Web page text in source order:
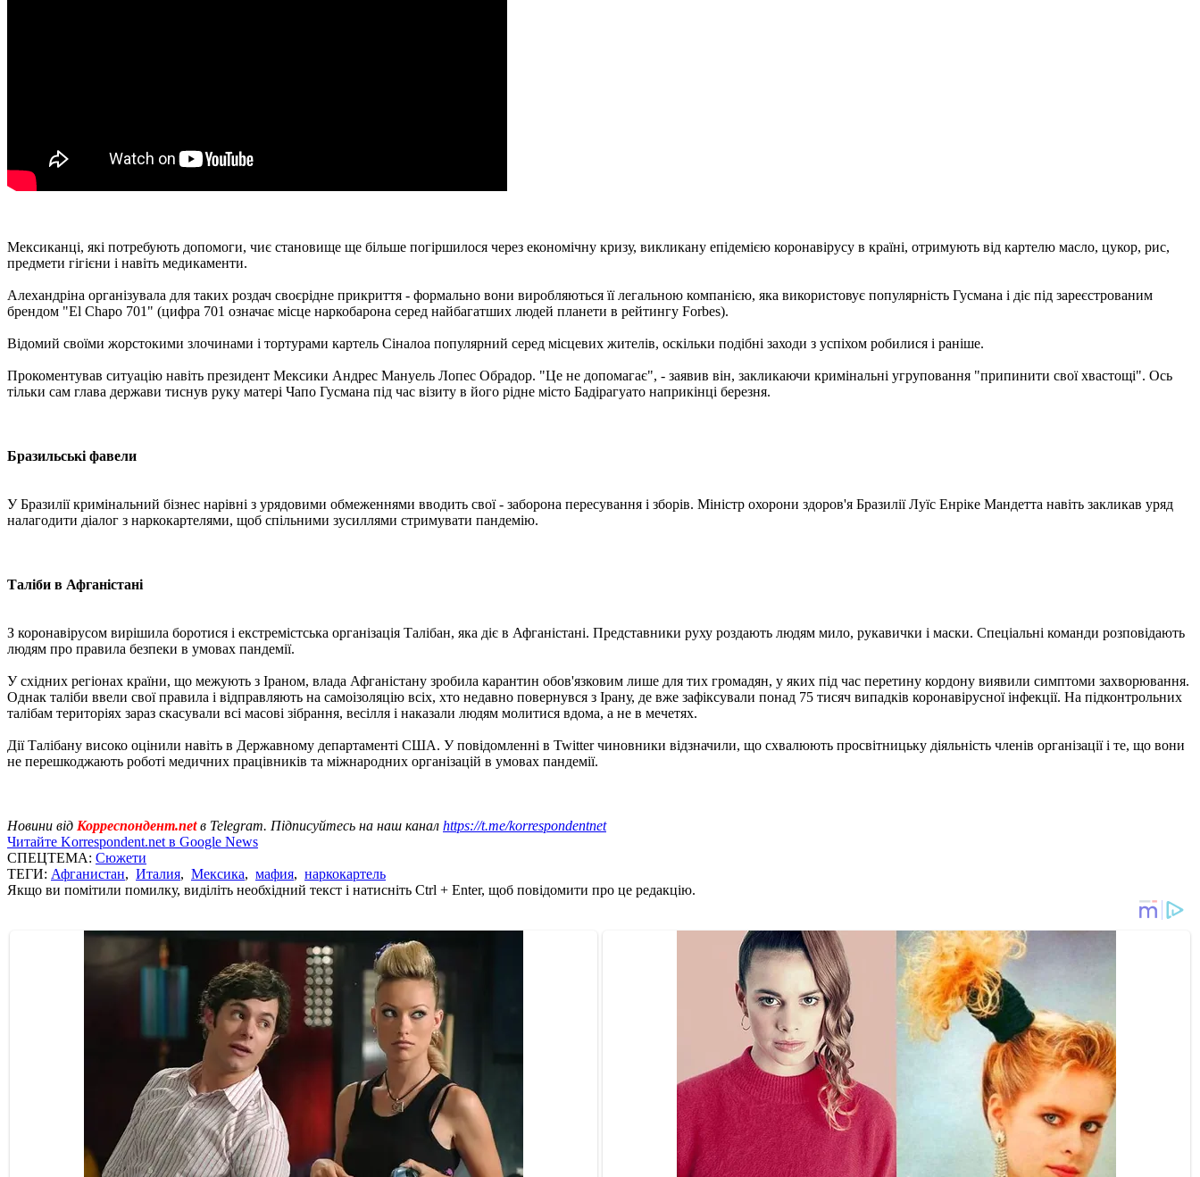
Мексиканці, які потребують допомоги, чиє становище ще більше погіршилося через економічну кризу, викликану епідемією коронавірусу в країні, отримують від картелю масло, цукор, рис,
предмети гігієни і навіть медикаменти.
Алехандріна організувала для таких роздач своєрідне прикриття - формально вони виробляються її легальною компанією, яка використовує популярність Гусмана і діє під зареєстрованим
брендом "El Chapo 701" (цифра 701 означає місце наркобарона серед найбагатших людей планети в рейтингу Forbes).
Відомий своїми жорстокими злочинами і тортурами картель Сіналоа популярний серед місцевих жителів, оскільки подібні заходи з успіхом робилися і раніше.
Прокоментував ситуацію навіть президент Мексики Андрес Мануель Лопес Обрадор. "Це не допомагає", - заявив він, закликаючи кримінальні угруповання "припинити свої хвастощі". Ось
тільки сам глава держави тиснув руку матері Чапо Гусмана під час візиту в його рідне місто Бадірагуато наприкінці березня.
Бразильські фавели
У Бразилії кримінальний бізнес нарівні з урядовими обмеженнями вводить свої - заборона пересування і зборів. Міністр охорони здоров'я Бразилії Луїс Енріке Мандетта навіть закликав уряд
налагодити діалог з наркокартелями, щоб спільними зусиллями стримувати пандемію.
Таліби в Афганістані
З коронавірусом вирішила боротися і екстремістська організація Талібан, яка діє в Афганістані. Представники руху роздають людям мило, рукавички і маски. Спеціальні команди розповідають
людям про правила безпеки в умовах пандемії.
У східних регіонах країни, що межують з Іраном, влада Афганістану зробила карантин обов'язковим лише для тих громадян, у яких під час перетину кордону виявили симптоми захворювання.
Однак таліби ввели свої правила і відправляють на самоізоляцію всіх, хто недавно повернувся з Ірану, де вже зафіксували понад 75 тисяч випадків коронавірусної інфекції. На підконтрольних
талібам територіях зараз скасували всі масові зібрання, весілля і наказали людям молитися вдома, а не в мечетях.
Дії Талібану високо оцінили навіть в Державному департаменті США. У повідомленні в Twitter чиновники відзначили, що схвалюють просвітницьку діяльність членів організації і те, що вони
не перешкоджають роботі медичних працівників та міжнародних організацій в умовах пандемії.
Новини від Корреспондент.netв Telegram. Підписуйтесь на наш канал https://t.me/korrespondentnet
Читайте Korrespondent.net в Google News
СПЕЦТЕМА: Сюжети
ТЕГИ: Афганистан, Италия, Мексика, мафия, наркокартель
Якщо ви помітили помилку, виділіть необхідний текст і натисніть Ctrl + Enter, щоб повідомити про це редакцію.